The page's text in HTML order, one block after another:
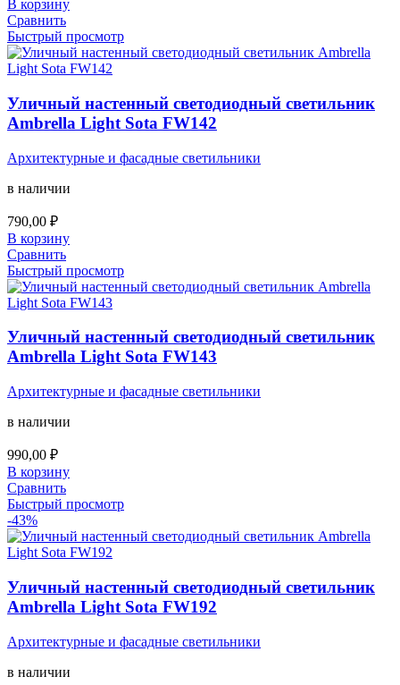
990,00 ₽.
В корзину
Сравнить
Быстрый просмотр
Уличный настенный светодиодный светильник
Ambrella Light Sota FW142
Архитектурные и фасадные светильники
в наличии
790,00 ₽
В корзину
Сравнить
Быстрый просмотр
Уличный настенный светодиодный светильник
Ambrella Light Sota FW143
Архитектурные и фасадные светильники
в наличии
990,00 ₽
В корзину
Сравнить
Быстрый просмотр
-43%
Уличный настенный светодиодный светильник
Ambrella Light Sota FW192
Архитектурные и фасадные светильники
в наличии